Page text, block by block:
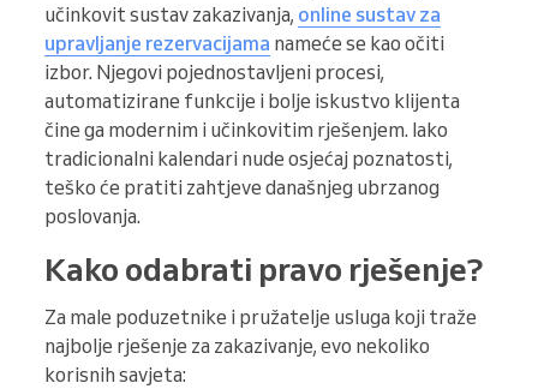
učinkovit sustav zakazivanja, online sustav za
upravljanje rezervacijama nameće se kao očiti
izbor. Njegovi pojednostavljeni procesi,
automatizirane funkcije i bolje iskustvo klijenta
čine ga modernim i učinkovitim rješenjem. Iako
tradicionalni kalendari nude osjećaj poznatosti,
teško će pratiti zahtjeve današnjeg ubrzanog
poslovanja.
Kako odabrati pravo rješenje?
Za male poduzetnike i pružatelje usluga koji traže
najbolje rješenje za zakazivanje, evo nekoliko
korisnih savjeta: